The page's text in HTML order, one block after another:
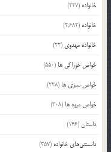
خانواده (227)
خانواده (2,682)
خانواده مهدوی (22)
خواص خوراکی ها (550)
خواص سبزی ها (228)
خواص میوه ها (308)
داستان(146)
دانستنی‌های خانواده (357)